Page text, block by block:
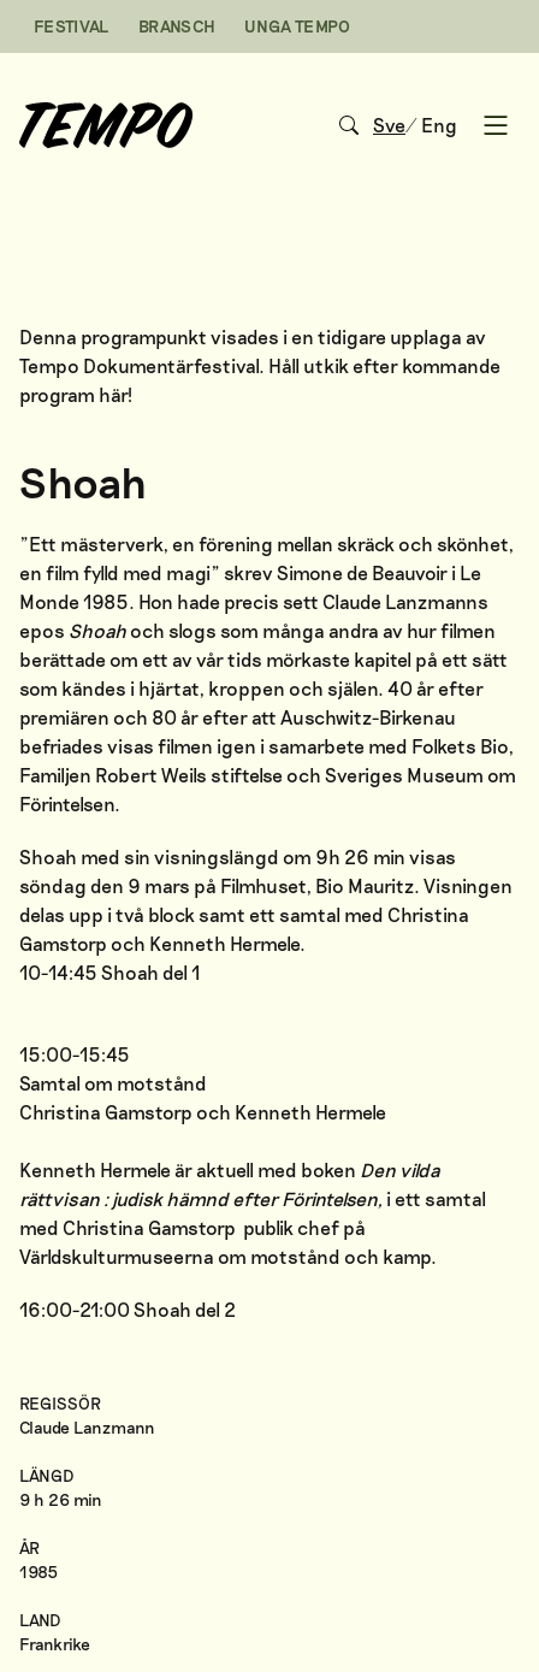
FESTIVAL BRANSCH UNGA TEMPO
Sve/ Eng
Denna programpunkt visades i en tidigare upplaga av
Tempo Dokumentärfestival. Håll utkik efter kommande
program här!
Shoah
”Ett mästerverk, en förening mellan skräck och skönhet,
en film fylld med magi” skrev Simone de Beauvoir i Le
Monde 1985. Hon hade precis sett Claude Lanzmanns
epos Shoah och slogs som många andra av hur filmen
berättade om ett av vår tids mörkaste kapitel på ett sätt
som kändes i hjärtat, kroppen och själen. 40 år efter
premiären och 80 år efter att Auschwitz-Birkenau
befriades visas filmen igen i samarbete med Folkets Bio,
Familjen Robert Weils stiftelse och Sveriges Museum om
Förintelsen.
Shoah med sin visningslängd om 9h 26 min visas
söndag den 9 mars på Filmhuset, Bio Mauritz. Visningen
delas upp i två block samt ett samtal med Christina
Gamstorp och Kenneth Hermele.
10-14:45 Shoah del 1
15:00-15:45
Samtal om motstånd
Christina Gamstorp och Kenneth Hermele
Kenneth Hermele är aktuell med boken Den vilda
rättvisan : judisk hämnd efter Förintelsen, i ett samtal
med Christina Gamstorp publik chef på
Världskulturmuseerna om motstånd och kamp.
16:00-21:00 Shoah del 2
REGISSÖR
Claude Lanzmann
LÄNGD
9 h 26 min
ÅR
1985
LAND
Frankrike